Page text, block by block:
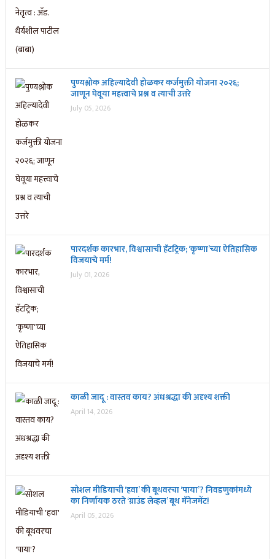
पुण्यश्लोक अहिल्यादेवी होळकर कर्जमुक्ती योजना २०२६;
जाणून घेवूया महत्त्वाचे प्रश्न व त्याची उत्तरे
July 05, 2026
पारदर्शक कारभार, विश्वासाची हॅटट्रिक; ‘कृष्णा’च्या ऐतिहासिक
विजयाचे मर्म!
July 01, 2026
काळी जादू : वास्तव काय? अंधश्रद्धा की अदृश्य शक्ती
April 14, 2026
सोशल मीडियाची ‘हवा’ की बूथवरचा ‘पाया’? निवडणुकांमध्ये
का निर्णायक ठरते ‘ग्राउंड लेव्हल’ बूथ मॅनेजमेंट!
April 05, 2026